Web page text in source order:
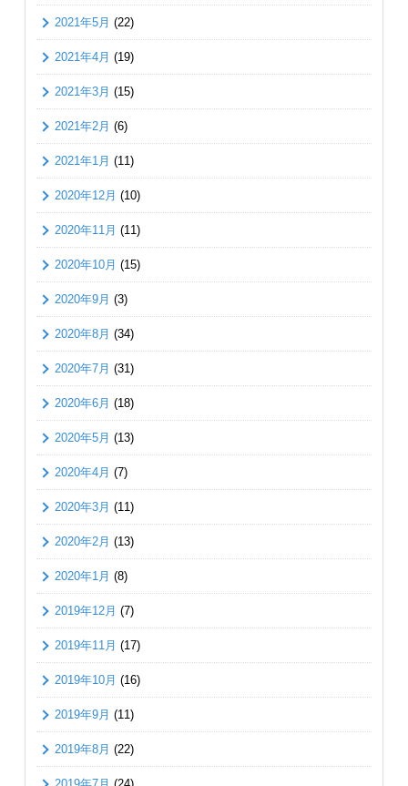
2021年5月 (22)
2021年4月 (19)
2021年3月 (15)
2021年2月 (6)
2021年1月 (11)
2020年12月 (10)
2020年11月 (11)
2020年10月 (15)
2020年9月 (3)
2020年8月 (34)
2020年7月 (31)
2020年6月 (18)
2020年5月 (13)
2020年4月 (7)
2020年3月 (11)
2020年2月 (13)
2020年1月 (8)
2019年12月 (7)
2019年11月 (17)
2019年10月 (16)
2019年9月 (11)
2019年8月 (22)